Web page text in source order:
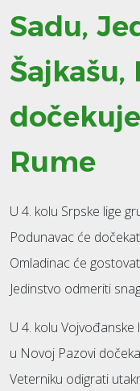
Sadu,
Šajkašu,
Rume
U 4. kolu Srpske lige
Podunavac će
Omladinac će
Jedinstvo odmeriti
U 4. kolu Vojvođanske
u Novoj Pazovi
Veterniku odigrati